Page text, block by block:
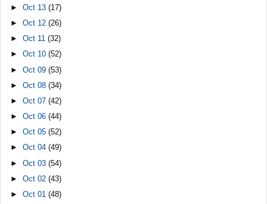
►Oct 13(17)
►Oct 12(26)
►Oct 11(32)
►Oct 10(52)
►Oct 09(53)
►Oct 08(34)
►Oct 07(42)
►Oct 06(44)
►Oct 05(52)
►Oct 04(49)
►Oct 03(54)
►Oct 02(43)
►Oct 01(48)